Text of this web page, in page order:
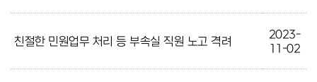
친절한 민원업무 처리 등 부속실 직원 노고 격려
2023-
11-02